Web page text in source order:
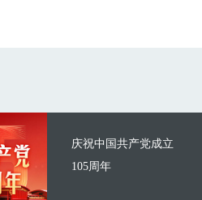
庆祝中国共产党成立
105周年